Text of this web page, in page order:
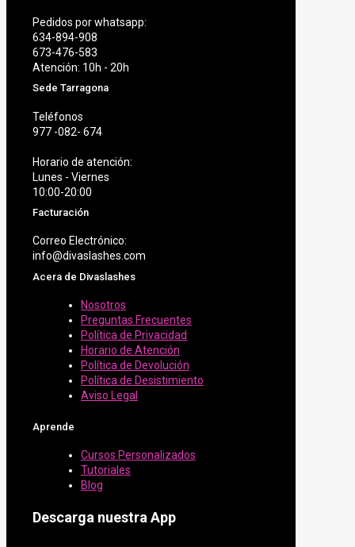
Pedidos por whatsapp:
634-894-908
673-476-583
Atención: 10h - 20h
Sede Tarragona
Teléfonos
977 -082- 674
Horario de atención:
Lunes - Viernes
10:00-20:00
Facturación
Correo Electrónico:
info@divaslashes.com
Acera de Divaslashes
Nosotros
Preguntas Frecuentes
Política de Privacidad
Horario de Atención
Política de Devolución
Política de Desistimiento
Aviso Legal
Aprende
Cursos Personalizados
Tutoriales
Blog
Descarga nuestra App